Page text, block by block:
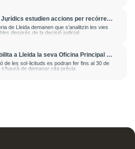
Jurídics estudien accions per recórrer
de l’investigat per l’onada de
a l’Horta
de Lleida demanen que s’analitzin les vies
després de la decisió judicial
a Lleida la seva Oficina Principal i
Lleida Ronda per a atendre les
regularització de migrants
de les sol·licituds es podran fer fins al 30 de
de demanar cita prèvia